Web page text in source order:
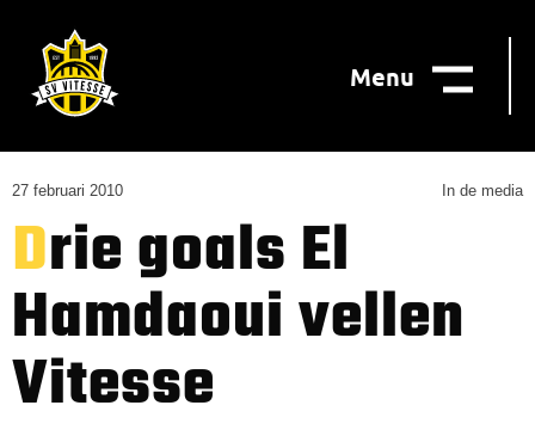
Menu
27 februari 2010 In de media
Drie goals El
Hamdaoui vellen
Vitesse